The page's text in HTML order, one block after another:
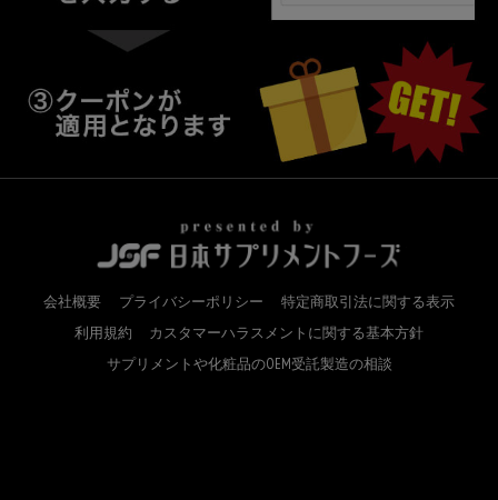
会社概要 プライバシーポリシー
特定商取引法に関する表示
利用規約
カスタマーハラスメントに関する基本方針
サプリメントや化粧品のOEM受託製造の相談